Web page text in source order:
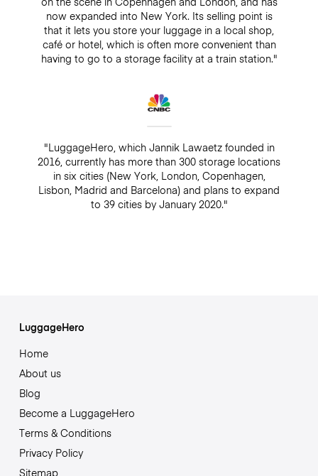
now expanded into New York. Its selling point is
that it lets you store your luggage in a local shop,
café or hotel, which is often more convenient than
having to go to a storage facility at a train station."
"LuggageHero, which Jannik Lawaetz founded in
2016, currently has more than 300 storage locations
in six cities (New York, London, Copenhagen,
Lisbon, Madrid and Barcelona) and plans to expand
to 39 cities by January 2020."
LuggageHero
Home
About us
Blog
Become a LuggageHero
Terms & Conditions
Privacy Policy
Sitemap